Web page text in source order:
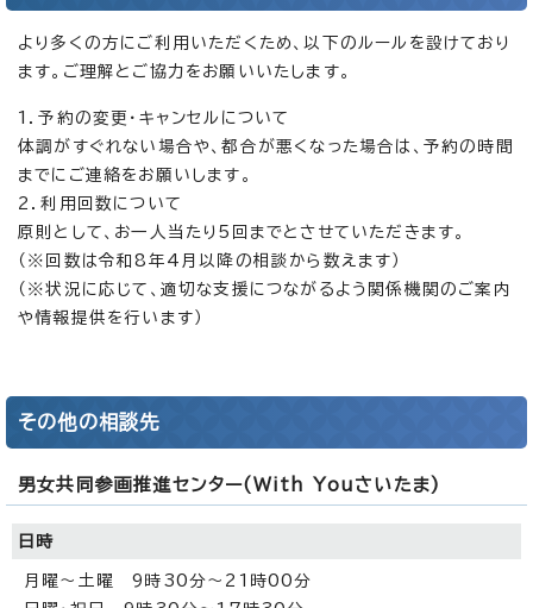
より多くの方にご利用いただくため、以下のルールを設けており
ます。ご理解とご協力をお願いいたします。
1．予約の変更・キャンセルについて
体調がすぐれない場合や、都合が悪くなった場合は、予約の時間
までにご連絡をお願いします。
2．利用回数について
原則として、お一人当たり5回までとさせていただきます。
（※回数は令和8年4月以降の相談から数えます）
（※状況に応じて、適切な支援につながるよう関係機関のご案内
や情報提供を行います）
その他の相談先
男女共同参画推進センター(With Youさいたま)
日時
月曜～土曜 9時30分～21時00分